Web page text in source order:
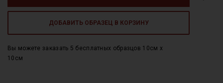
ДОБАВИТЬ ОБРАЗЕЦ В КОРЗИНУ
Вы можете заказать 5 бесплатных образцов 10см x
10см